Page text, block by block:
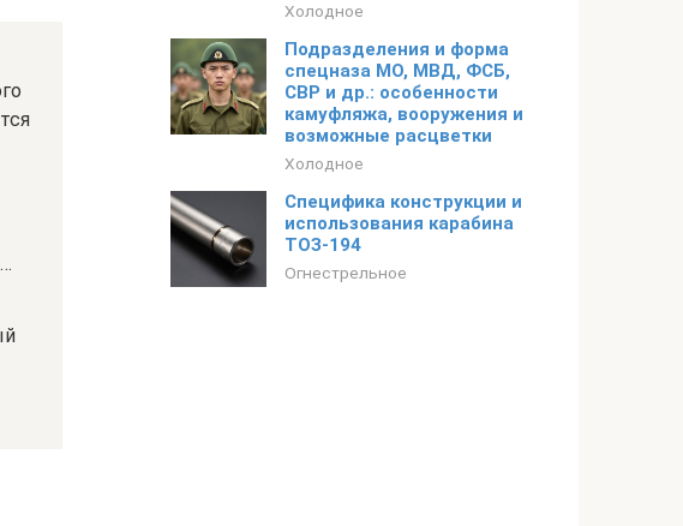
Холодное
Подразделения и форма
спецназа МО, МВД, ФСБ,
СВР и др.: особенности
камуфляжа, вооружения и
возможные расцветки
Холодное
Специфика конструкции и
использования карабина
ТОЗ-194
Огнестрельное